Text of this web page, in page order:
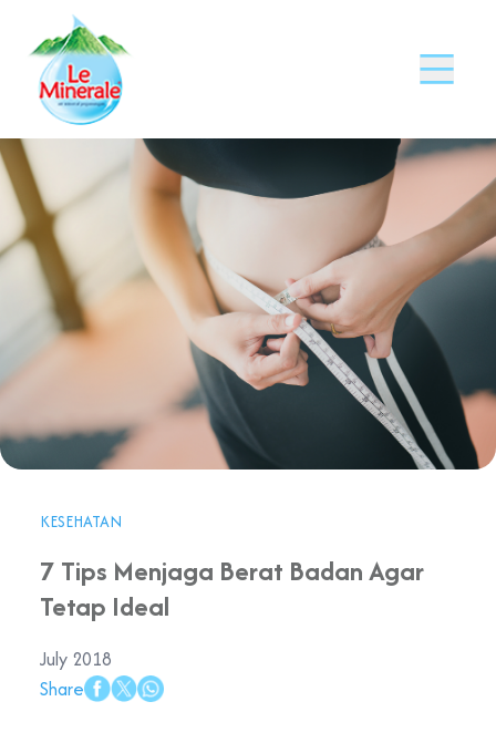
KESEHATAN
7 Tips Menjaga Berat Badan Agar
Tetap Ideal
July 2018
Share